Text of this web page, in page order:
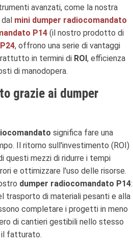
avanzati, come la nostra
mini dumper radiocomandato
P14 (il nostro prodotto di
, offrono una serie di vantaggi
in termini di ROI, efficienza
di manodopera.
grazie ai dumper
significa fare una
Il ritorno sull'investimento (ROI)
questi mezzi di ridurre i tempi
e ottimizzare l'uso delle risorse.
dumper radiocomandato P14:
trasporto di materiali pesanti e alla
completare i progetti in meno
di cantieri gestibili nello stesso
il fatturato.